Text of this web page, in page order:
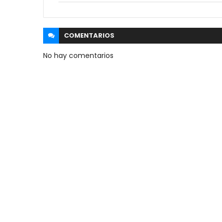
COMENTARIOS
No hay comentarios